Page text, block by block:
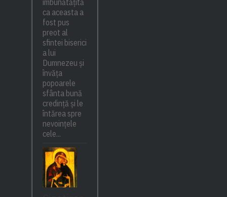
îmbunătățită
ca aceasta a
fost pus
preot al
sfintei biserici
a lui
Dumnezeu și
învăța
popoarele
sfânta bună
credință și le
întărea spre
nevoințele
cele...